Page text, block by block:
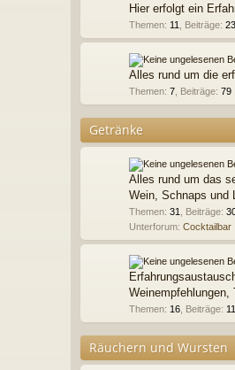
Hier erfolgt ein
Themen: 11 Beiträge:
Alles rund um die
Themen: 7 Beiträge: 79
Getränke
Alles rund um das
Wein, Schnaps und
Themen: 31 Beiträge:
Unterforum: Cocktailbar
Themen: 16 Beiträge:
Räuchern und Wursten